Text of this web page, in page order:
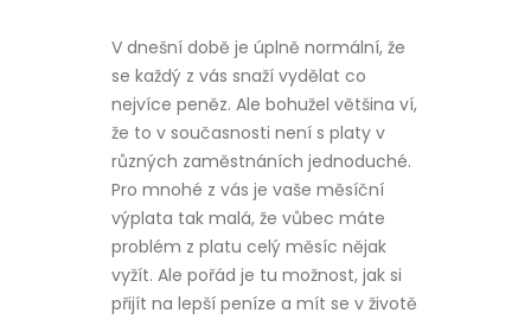
V dnešní době je úplně normální, že
se každý z vás snaží vydělat co
nejvíce peněz. Ale bohužel většina ví,
že to v současnosti není s platy v
různých zaměstnáních jednoduché.
Pro mnohé z vás je vaše měsíční
výplata tak malá, že vůbec máte
problém z platu celý měsíc nějak
vyžít. Ale pořád je tu možnost, jak si
přijít na lepší peníze a mít se v životě